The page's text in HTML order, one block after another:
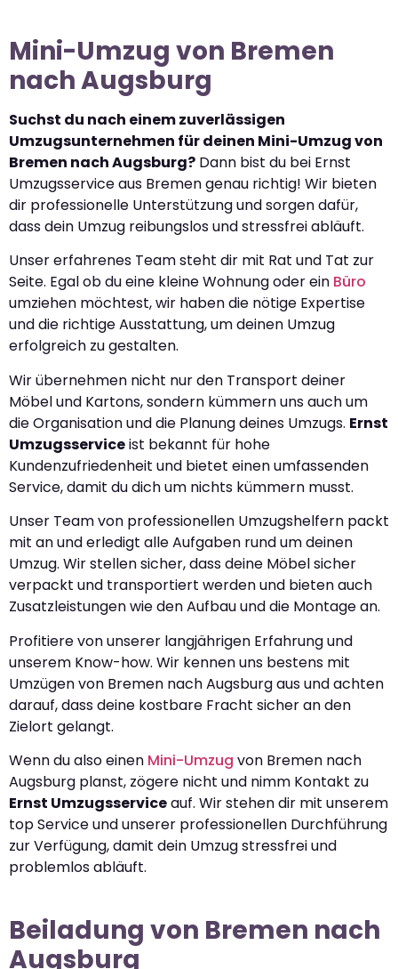
Mini-Umzug von Bremen
nach Augsburg
Suchst du nach einem zuverlässigen
Umzugsunternehmen für deinen Mini-Umzug von
Bremen nach Augsburg? Dann bist du bei Ernst
Umzugsservice aus Bremen genau richtig! Wir bieten
dir professionelle Unterstützung und sorgen dafür,
dass dein Umzug reibungslos und stressfrei abläuft.
Unser erfahrenes Team steht dir mit Rat und Tat zur
Seite. Egal ob du eine kleine Wohnung oder ein Büro
umziehen möchtest, wir haben die nötige Expertise
und die richtige Ausstattung, um deinen Umzug
erfolgreich zu gestalten.
Wir übernehmen nicht nur den Transport deiner
Möbel und Kartons, sondern kümmern uns auch um
die Organisation und die Planung deines Umzugs. Ernst
Umzugsserviceist bekannt für hohe
Kundenzufriedenheit und bietet einen umfassenden
Service, damit du dich um nichts kümmern musst.
Unser Team von professionellen Umzugshelfern packt
mit an und erledigt alle Aufgaben rund um deinen
Umzug. Wir stellen sicher, dass deine Möbel sicher
verpackt und transportiert werden und bieten auch
Zusatzleistungen wie den Aufbau und die Montage an.
Profitiere von unserer langjährigen Erfahrung und
unserem Know-how. Wir kennen uns bestens mit
Umzügen von Bremen nach Augsburg aus und achten
darauf, dass deine kostbare Fracht sicher an den
Zielort gelangt.
Wenn du also einen Mini-Umzug von Bremen nach
Augsburg planst, zögere nicht und nimm Kontakt zu
Ernst Umzugsserviceauf. Wir stehen dir mit unserem
top Service und unserer professionellen Durchführung
zur Verfügung, damit dein Umzug stressfrei und
problemlos abläuft.
Beiladung von Bremen nach
Augsburg